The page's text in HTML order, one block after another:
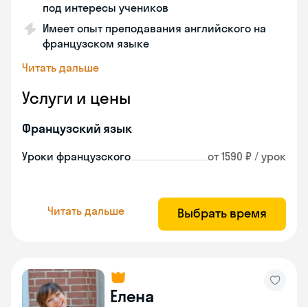
под интересы учеников
Имеет опыт преподавания английского на
французском языке
Читать дальше
Услуги и цены
Французский язык
Уроки французского от 1590 ₽ / урок
Читать дальше Выбрать время
Елена